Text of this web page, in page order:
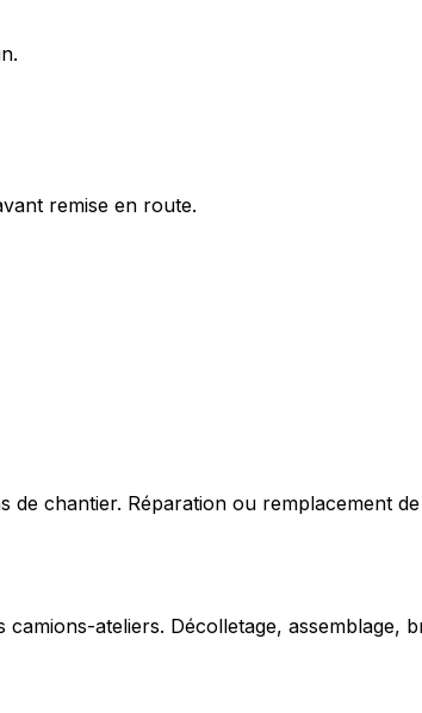
remise en route.
chantier. Réparation ou remplacement
ateliers. Décolletage, assemblage,